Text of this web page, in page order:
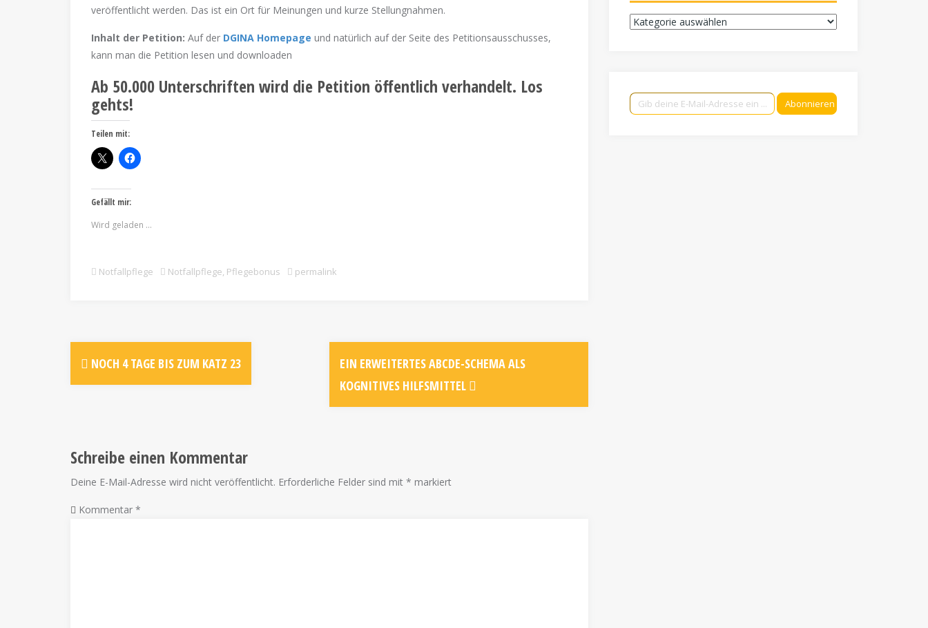
veröffentlicht werden. Das ist ein Ort für Meinungen und kurze Stellungnahmen.
Inhalt der Petition: Auf der DGINA Homepage und natürlich auf der Seite des Petitionsausschusses,
kann man die Petition lesen und downloaden
Ab 50.000 Unterschriften wird die Petition öffentlich verhandelt. Los
gehts!
Teilen mit:
Gefällt mir:
Wird geladen …
Notfallpflege Notfallpflege, Pflegebonus permalink
NOCH 4 TAGE BIS ZUM KATZ 23
EIN ERWEITERTES ABCDE-SCHEMA ALS
KOGNITIVES HILFSMITTEL
Schreibe einen Kommentar
Deine E-Mail-Adresse wird nicht veröffentlicht. Erforderliche Felder sind mit * markiert
Kommentar *
Kategorien
Gib deine E-Mail-Adresse ein ...
Abonnieren